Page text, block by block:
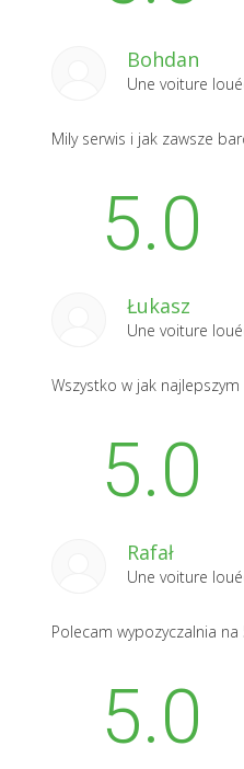
Bohdan
Une voiture
Mily serwis i jak zawsze
5.0
Łukasz
Une voiture
Wszystko w jak
5.0
Rafał
Une voiture
Polecam wypozyczalnia na
5.0